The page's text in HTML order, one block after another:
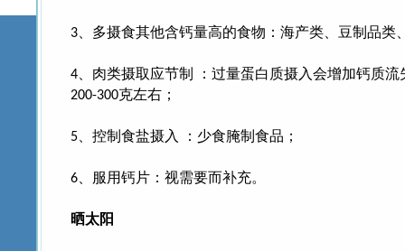
3 、多摄食其他含钙量高的食物：海产类、豆制品
4 、肉类摄取应节制 ：过量蛋白质摄入会增加钙质
200-300克左右；
5 、控制食盐摄入 ：少食腌制食品；
6 、服用钙片：视需要而补充。
晒太阳